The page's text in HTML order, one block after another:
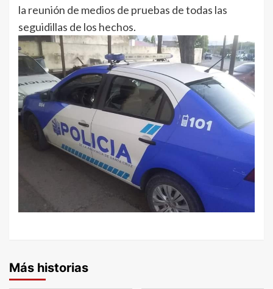
la reunión de medios de pruebas de todas las
seguidillas de los hechos.
Más historias